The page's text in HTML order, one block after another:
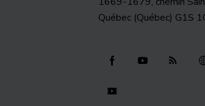
Québec (Québec) G1S